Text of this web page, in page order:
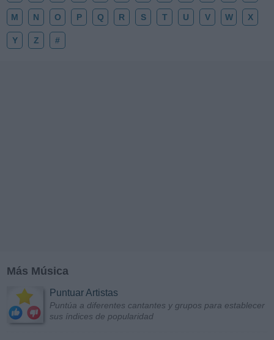
M N O P Q R S T U V W X
Y Z #
Más Música
Puntuar Artistas
Puntúa a diferentes cantantes y grupos para establecer
sus índices de popularidad